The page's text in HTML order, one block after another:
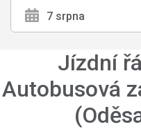
Jízdní
Autobusová